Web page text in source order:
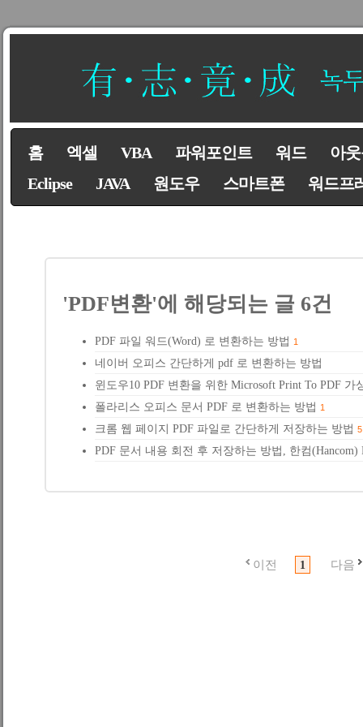
홈 엑셀 VBA 파워포인트 워드
아
Eclipse
JAVA 원도우 스마트폰 워드프
'PDF변환'에 해당되는 글 6건
PDF 파일 워드(Word) 로 변환하는 방법 1
네이버 오피스 간단하게 pdf 로 변환하는 방법
윈도우10 PDF 변환을 위한 Microsoft Print To PDF 가
폴라리스 오피스 문서 PDF 로 변환하는 방법 1
크롬 웹 페이지 PDF 파일로 간단하게 저장하는 방법 5
PDF 문서 내용 회전 후 저장하는 방법, 한컴(Hancom)
이전 1 다음